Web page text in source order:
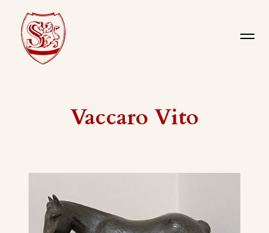
Vaccaro Vito